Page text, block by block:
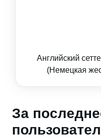
Английский
(Немецкая
За